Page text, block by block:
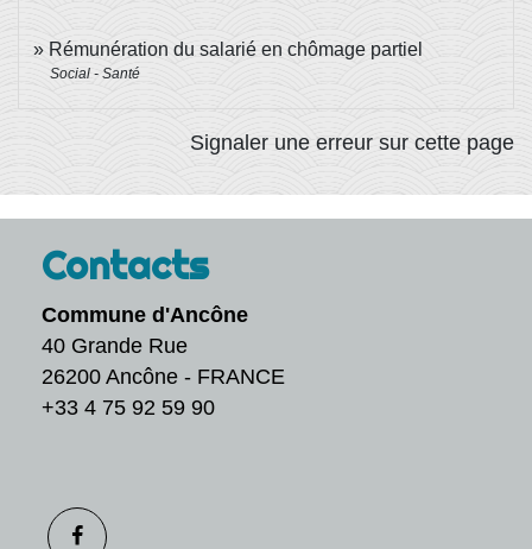
Rémunération du salarié en chômage partiel
Social - Santé
Signaler une erreur sur cette page
Contacts
Commune d'Ancône
40 Grande Rue
26200 Ancône - FRANCE
+33 4 75 92 59 90